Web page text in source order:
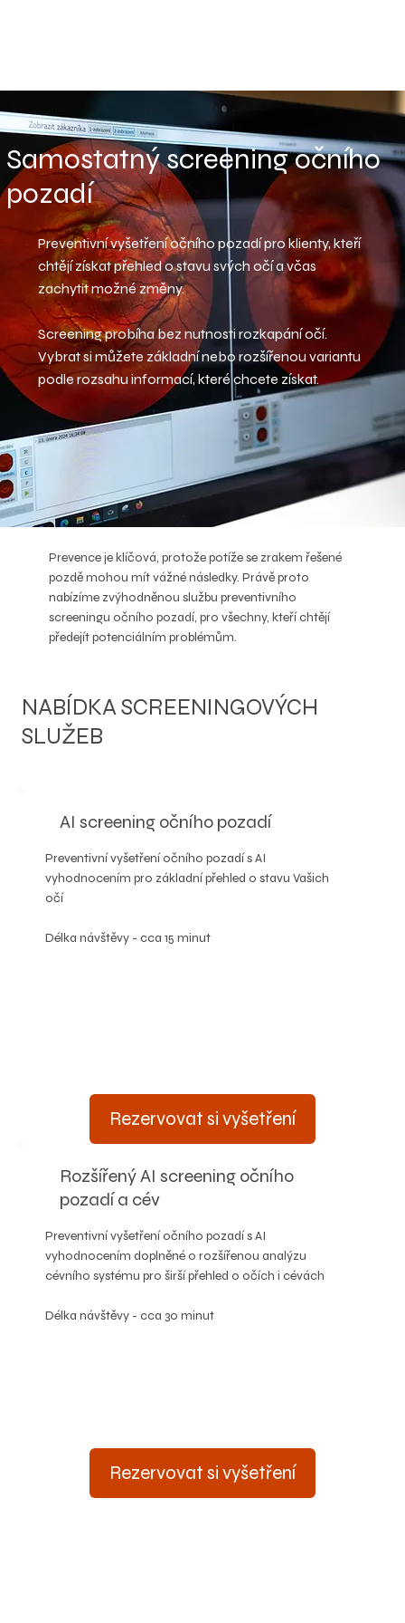
Samostatný screening očního
pozadí
Preventivní vyšetření očního pozadí pro klienty, kteří
chtějí získat přehled o stavu svých očí a včas
zachytit možné změny.
Screening probíha bez nutnosti rozkapání očí.
Vybrat si můžete základní nebo rozšířenou variantu
podle rozsahu informací, které chcete získat.
Prevence je klíčová, protože potíže se zrakem řešené
pozdě mohou mít vážné následky. Právě proto
nabízíme zvýhodněnou službu preventivního
screeningu očního pozadí, pro všechny, kteří chtějí
předejít potenciálním problémům.
NABÍDKA SCREENINGOVÝCH
SLUŽEB
AI screening očního pozadí
Preventivní vyšetření očního pozadí s AI
vyhodnocením pro základní přehled o stavu Vašich
očí
Délka návštěvy - cca 15 minut
Rezervovat si vyšetření
Rozšířený AI screening očního
pozadí a cév
Preventivní vyšetření očního pozadí s AI
vyhodnocením doplněné o rozšířenou analýzu
cévního systému pro širší přehled o očích i cévách
Délka návštěvy - cca 30 minut
Rezervovat si vyšetření